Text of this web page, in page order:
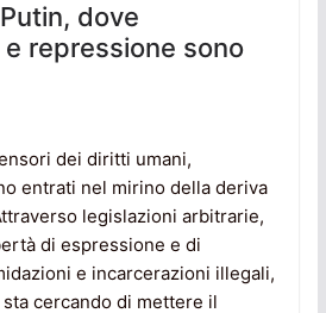
dove
repressione sono
dei diritti umani,
entrati nel mirino della deriva
legislazioni arbitrarie,
di espressione e di
e incarcerazioni illegali,
cercando di mettere il